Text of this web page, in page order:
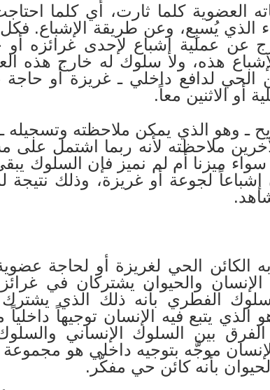
العضوية كلما ثارت، أي كلما
يُسبِع، وعن طريقة الإشباع. فكل
عن عملية إشباع لإحدى غرائزه أو
هذه، ولا سلوك له خارج هذه
لدافع داخلي ـ غريزة أو حاجة
أو الاثنين معاً.
ـ وهو الذي يمكن ملاحظته
ملاحظته لأنه ربما اشتمل على
سواء ميزنا أم لم نميز فإن السلوك
إشباعاً لجوعة أو غريزة، وذلك
الكائن الحي لغريزة أو لحاجة
والحيوان يشتركان في
الفطري بأنه ذلك الذي يشترك
يتبع فيه الإنسان توجيهاً
الفرق بين السلوك الإنساني
موجَّه بتوجيه داخلي هو مجموعة
بأنه كائن حي مفكّر.